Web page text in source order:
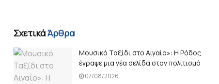
ΣχετικάΆρθρα
Μουσικό Ταξίδι στο Αιγαίο»: Η Ρόδος
έγραψε μια νέα σελίδα στον πολιτισμό
07/08/2026